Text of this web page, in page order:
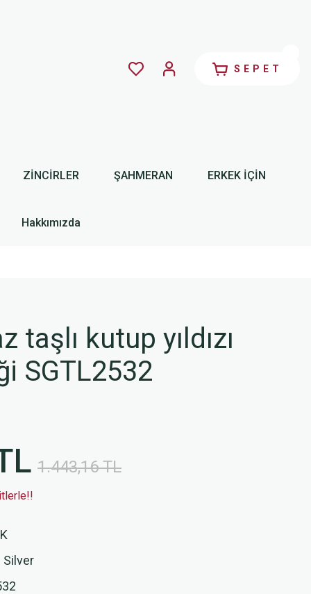
SEPET
ZİNCİRLER ŞAHMERAN ERKEK İÇİN
Hakkımızda
taşlı kutup yıldızı
SGTL2532
1.443,16 TL
Silver